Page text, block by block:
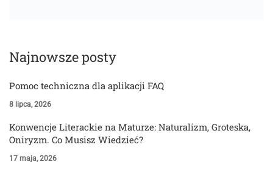
Najnowsze posty
Pomoc techniczna dla aplikacji FAQ
8 lipca, 2026
Konwencje Literackie na Maturze: Naturalizm, Groteska,
Oniryzm. Co Musisz Wiedzieć?
17 maja, 2026